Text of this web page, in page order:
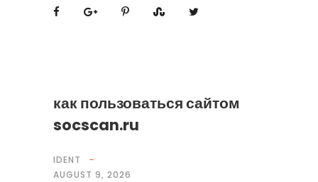
как пользоваться сайтом
socscan.ru
IDENT
AUGUST 9, 2026